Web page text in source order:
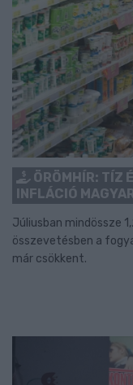
ÖRÖMHÍR: TÍZ
INFLÁCIÓ
Júliusban mindössze
összevetésben a
már csökkent.